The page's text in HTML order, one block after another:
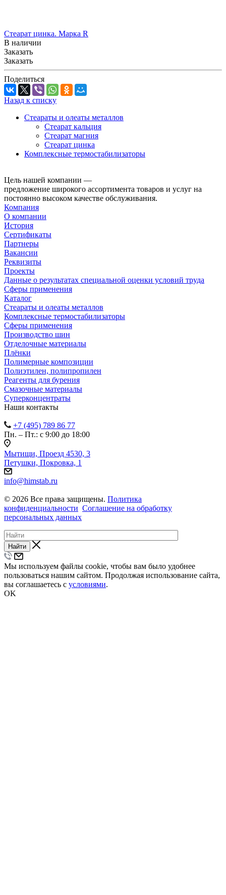
Стеарат цинка. Марка R
В наличии
Заказать
Заказать
Поделиться
Назад к списку
Стеараты и олеаты металлов
Стеарат кальция
Стеарат магния
Стеарат цинка
Комплексные термостабилизаторы
Цель нашей компании —
предложение широкого ассортимента товаров и услуг на
постоянно высоком качестве обслуживания.
Компания
О компании
История
Сертификаты
Партнеры
Вакансии
Реквизиты
Проекты
Данные о результатах специальной оценки условий труда
Сферы применения
Каталог
Стеараты и олеаты металлов
Комплексные термостабилизаторы
Сферы применения
Производство шин
Отделочные материалы
Плёнки
Полимерные композиции
Полиэтилен, полипропилен
Реагенты для бурения
Смазочные материалы
Суперконцентраты
Наши контакты
+7 (495) 789 86 77
Пн. – Пт.: с 9:00 до 18:00
Мытищи, Проезд 4530, 3
Петушки, Покровка, 1
info@himstab.ru
© 2026 Все права защищены. Политика
конфиденциальности Соглашение на обработку
персональных данных
Найти
Мы используем файлы cookie, чтобы вам было удобнее
пользоваться нашим сайтом. Продолжая использование сайта,
вы соглашаетесь с условиями.
OK